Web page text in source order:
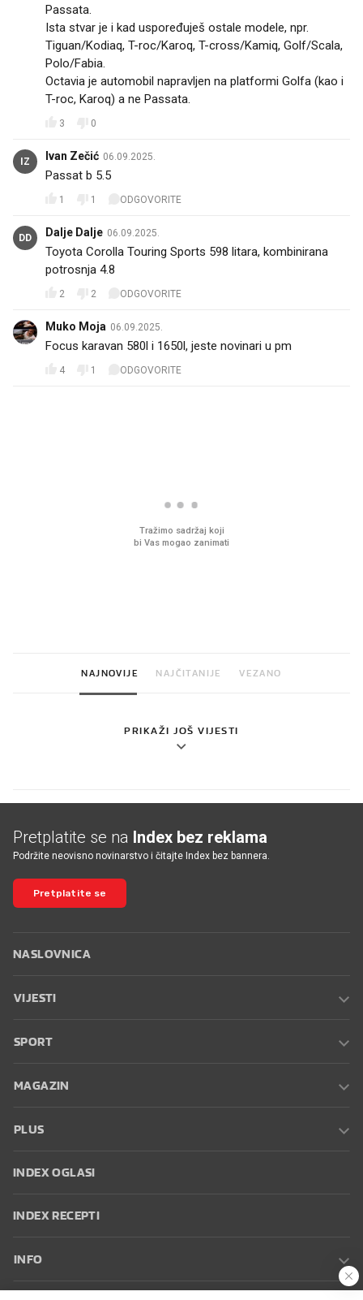
Passata.
Ista stvar je i kad uspoređuješ ostale modele, npr.
Tiguan/Kodiaq, T-roc/Karoq, T-cross/Kamiq, Golf/Scala,
Polo/Fabia.
Octavia je automobil napravljen na platformi Golfa (kao i
T-roc, Karoq) a ne Passata.
3 0
IZ Ivan Zečić 06.09.2025.
Passat b 5.5👌
1 1 ODGOVORITE
DD Dalje Dalje 06.09.2025.
Toyota Corolla Touring Sports 598 litara, kombinirana
potrosnja 4.8
2 2 ODGOVORITE
Muko Moja 06.09.2025.
Focus karavan 580l i 1650l, jeste novinari u pm
4 1 ODGOVORITE
NAJNOVIJE NAJČITANIJE VEZANO
PRIKAŽI JOŠ VIJESTI
Pretplatite se na Index bez reklama
Podržite neovisno novinarstvo i čitajte Index bez bannera.
Pretplatite se
NASLOVNICA
VIJESTI
SPORT
MAGAZIN
PLUS
INDEX OGLASI
INDEX RECEPTI
INFO